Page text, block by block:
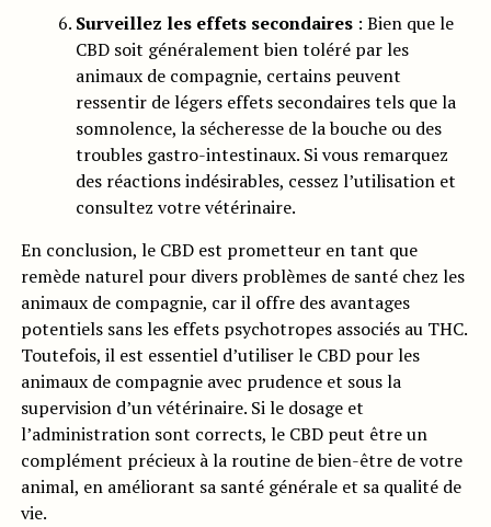
Surveillez les effets secondaires : Bien que le
CBD soit généralement bien toléré par les
animaux de compagnie, certains peuvent
ressentir de légers effets secondaires tels que la
somnolence, la sécheresse de la bouche ou des
troubles gastro-intestinaux. Si vous remarquez
des réactions indésirables, cessez l’utilisation et
consultez votre vétérinaire.
En conclusion, le CBD est prometteur en tant que
remède naturel pour divers problèmes de santé chez les
animaux de compagnie, car il offre des avantages
potentiels sans les effets psychotropes associés au THC.
Toutefois, il est essentiel d’utiliser le CBD pour les
animaux de compagnie avec prudence et sous la
supervision d’un vétérinaire. Si le dosage et
l’administration sont corrects, le CBD peut être un
complément précieux à la routine de bien-être de votre
animal, en améliorant sa santé générale et sa qualité de
vie.